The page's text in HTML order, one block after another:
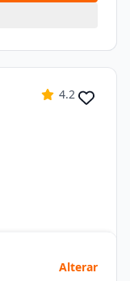
4.2
Alterar